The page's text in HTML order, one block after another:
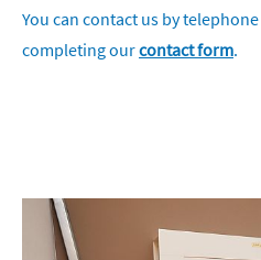
You can contact us by telephone
completing ourcontact form.